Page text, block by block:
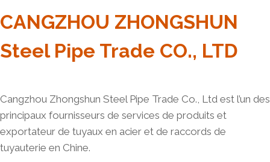
CANGZHOU ZHONGSHUN
Steel Pipe Trade CO., LTD
Cangzhou Zhongshun Steel Pipe Trade Co., Ltd est l’un des
principaux fournisseurs de services de produits et
exportateur de tuyaux en acier et de raccords de
tuyauterie en Chine.